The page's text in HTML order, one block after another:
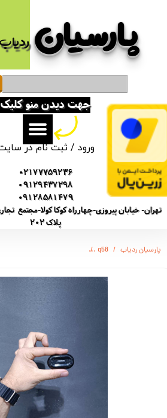
پارسیان​​​​​​​ردیاب
ورود /ثبت نام در
حساب کاربری من
تغییر گذر واژه
سفارشات
خروج از حساب کاربری
02177759236
09129437298
09128581479
پلاک 202
جهت دیدن منو کلیک
پارسیان ردیاب q58